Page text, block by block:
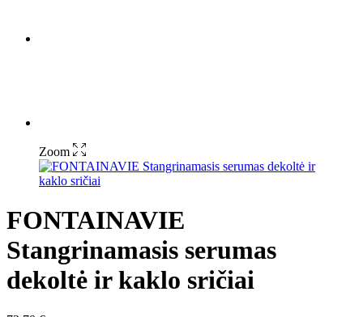
Zoom
FONTAINAVIE
Stangrinamasis serumas
dekoltė ir kaklo sričiai